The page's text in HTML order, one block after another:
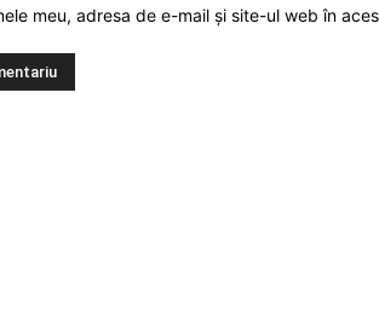
meu, adresa de e-mail și site-ul web în